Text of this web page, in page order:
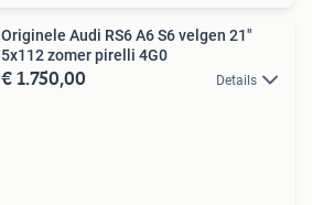
Originele Audi RS6 A6 S6 velgen 21"
5x112 zomer pirelli 4G0
€ 1.750,00 Details